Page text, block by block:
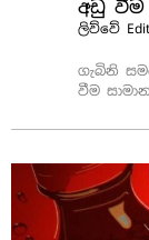
අඩු වීම
ලිව්වේ
ගැබිනි
වීම